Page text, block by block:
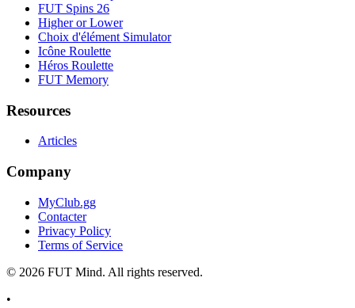
FUT Spins 26
Higher or Lower
Choix d'élément Simulator
Icône Roulette
Héros Roulette
FUT Memory
Resources
Articles
Company
MyClub.gg
Contacter
Privacy Policy
Terms of Service
© 2026 FUT Mind. All rights reserved.
•